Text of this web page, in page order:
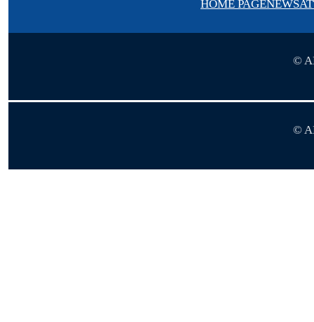
©
HOME PAGENEWS
©